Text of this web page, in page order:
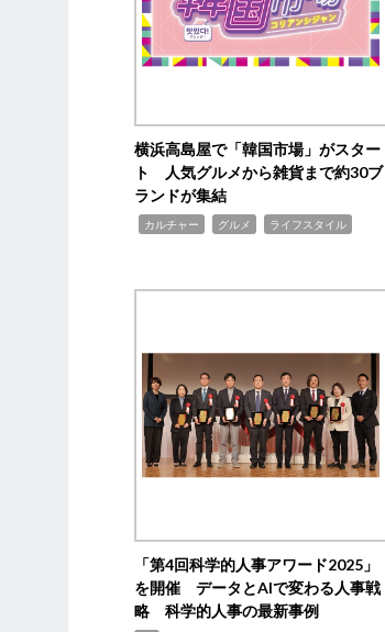
横浜高島屋で「韓国市場」がスター
ト 人気グルメから雑貨まで約30ブ
ランドが集結
カルチャー グルメ ライフスタイル
「第4回科学的人事アワード2025」
を開催 データとAIで変わる人事戦
略 科学的人事の最新事例